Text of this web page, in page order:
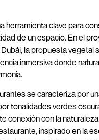
herramienta clave para
de un espacio. En el
la propuesta vegetal
inmersiva donde
se caracteriza por
tonalidades verdes
conexión con la
inspirado en la